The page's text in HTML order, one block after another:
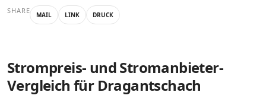
SHARE MAIL LINK DRUCK
Strompreis- und Stromanbieter-
Vergleich für Dragantschach